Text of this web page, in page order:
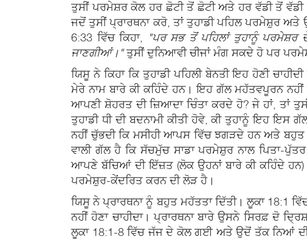
ਤੁਸੀਂ ਪਰਮੇਸ਼ਰ ਕੋਲ ਹਰ ਛੋਟੀ ਤੋਂ ਛੋਟੀ ਅਤੇ ਹਰ ਵੱਡੀ ਤੋਂ
ਜਦੋਂ ਤੁਸੀਂ ਪ੍ਰਾਰਥਨਾ ਕਰੋ, ਤਾਂ ਤੁਹਾਡੀ ਪਹਿਲ ਪਰਮੇਸ਼ੁਰ
6:33 ਵਿੱਚ ਕਿਹਾ,
"ਪਰ ਸਭ ਤੋਂ ਪਹਿਲਾਂ ਤੁਹਾਨੂੰ ਪਰਮੇਸ਼ਰ
ਜਾਣਗੀਆਂ।"ਤੁਸੀਂ ਦੁਨਿਆਵੀ ਚੀਜਾਂ ਮੰਗ ਸਕਦੇ ਹੋ ਪਰ
ਯਿਸੂ ਨੇ ਕਿਹਾ ਕਿ ਤੁਹਾਡੀ ਪਹਿਲੀ ਬੇਨਤੀ ਇਹ ਹੋਣੀ
ਮੇਰੇ ਨਾਮ ਬਾਰੇ ਕੀ ਕਹਿੰਦੇ ਹਨ। ਇਹ ਗੱਲ ਮਹੱਤਵਪੂਰਨ
ਆਪਣੀ ਸ਼ੋਹਰਤ ਦੀ ਜ਼ਿਆਦਾ ਚਿੰਤਾ ਕਰਦੇ ਹੋ? ਜੇ ਹਾਂ, ਤਾਂ
ਤੁਹਾਡੀ ਧੀ ਦੀ ਬਦਨਾਮੀ ਕੀਤੀ ਹੋਵੇ, ਕੀ ਤੁਹਾਨੂੰ ਇਹ ਇਸ
ਨਹੀਂ ਚੁੱਭਦੀ ਕਿ ਮਸੀਹੀ ਆਪਸ ਵਿੱਚ ਝਗੜਦੇ ਹਨ ਅਤੇ
ਵਾਲੀ ਗੱਲ ਹੈ ਕਿ ਸੱਚਮੁੱਚ ਸਾਡਾ ਪਰਮੇਸ਼ੁਰ ਨਾਲ ਪਿਤਾ-
ਆਪਣੇ ਬੱਚਿਆਂ ਦੀ ਇੱਜ਼ਤ (ਲੋਕ ਉਹਨਾਂ ਬਾਰੇ ਕੀ ਕਹਿੰਦੇ
ਪਰਮੇਸ਼ੁਰ-ਕੇਂਦਰਿਤ ਕਰਨ ਦੀ ਲੋੜ ਹੈ।
ਯਿਸੂ ਨੇ ਪ੍ਰਾਰਥਨਾ ਨੂੰ ਬਹੁਤ ਮਹੱਤਤਾ ਦਿੱਤੀ। ਲੂਕਾ 18:1
ਨਹੀਂ ਹੋਣਾ ਚਾਹੀਦਾ। ਪ੍ਰਾਰਥਨਾ ਬਾਰੇ ਉਸਨੇ ਸਿਰਫ਼ ਦੋ
ਲੂਕਾ 18:1-8 ਵਿੱਚ ਜੱਜ ਦੇ ਕੋਲ ਗਈ ਅਤੇ ਉਦੋਂ ਤੱਕ ਨਿਆਂ